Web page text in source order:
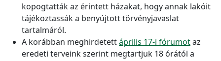
kopogtatták az érintett házakat, hogy annak lakóit
tájékoztassák a benyújtott törvényjavaslat
tartalmáról.
A korábban meghirdetettáprilis 17-i fórumotaz
eredeti terveink szerint megtartjuk 18 órától a